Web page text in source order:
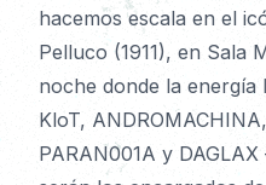
hacemos escala en el
Pelluco (1911), en Sala
noche donde la
KloT,
PARAN001A y